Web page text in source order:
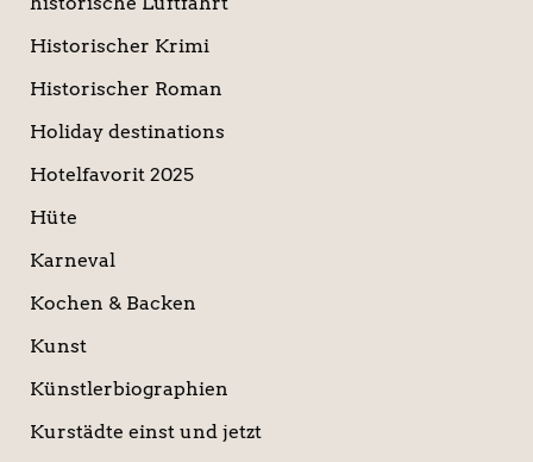
Historischer Krimi
Historischer Roman
Holiday destinations
Hotelfavorit 2025
Hüte
Karneval
Kochen & Backen
Kunst
Künstlerbiographien
Kurstädte einst und jetzt